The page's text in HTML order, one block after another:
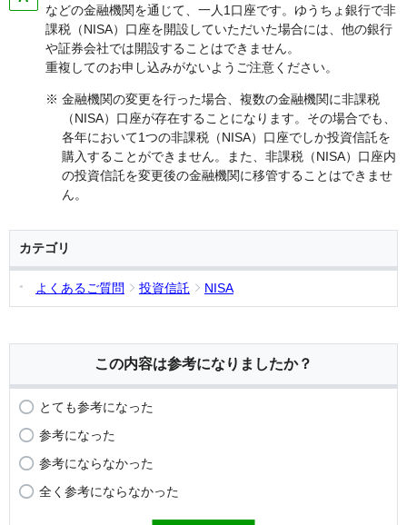
などの金融機関を通じて、一人1口座です。ゆうちょ銀行で非
課税（NISA）口座を開設していただいた場合には、他の銀行
や証券会社では開設することはできません。
重複してのお申し込みがないようご注意ください。
※ 金融機関の変更を行った場合、複数の金融機関に非課税
（NISA）口座が存在することになります。その場合でも、
各年において1つの非課税（NISA）口座でしか投資信託を
購入することができません。また、非課税（NISA）口座内
の投資信託を変更後の金融機関に移管することはできませ
ん。
カテゴリ
よくあるご質問 投資信託 NISA
この内容は参考になりましたか？
とても参考になった
参考になった
参考にならなかった
全く参考にならなかった